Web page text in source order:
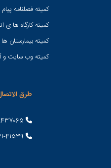
کمیته فصلنامه
کمیته کارگاه ها ی
کمیته بیمارستان
کمیته وب سایت
طرق